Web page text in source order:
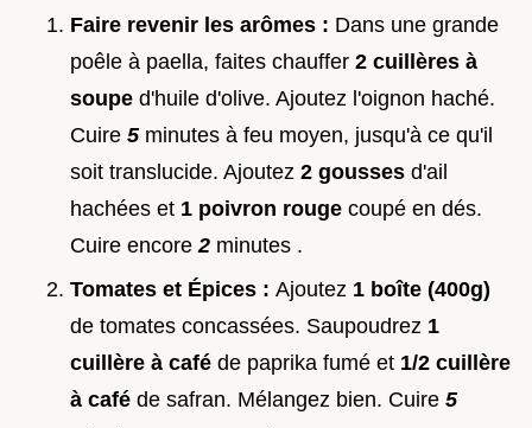
Faire revenir les arômes : Dans une grande
poêle à paella, faites chauffer 2 cuillères à
soupe d'huile d'olive. Ajoutez l'oignon haché.
Cuire 5 minutes à feu moyen, jusqu'à ce qu'il
soit translucide. Ajoutez 2 gousses d'ail
hachées et 1 poivron rouge coupé en dés.
Cuire encore2 minutes .
Tomates et Épices : Ajoutez 1 boîte (400g)
de tomates concassées. Saupoudrez 1
cuillère à café de paprika fumé et 1/2 cuillère
à café de safran. Mélangez bien. Cuire 5